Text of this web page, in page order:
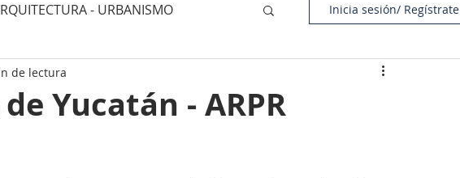
- URBANISMO
una casa
Inicia sesión/ Regístrate
Yucatán - ARPR
de lectura